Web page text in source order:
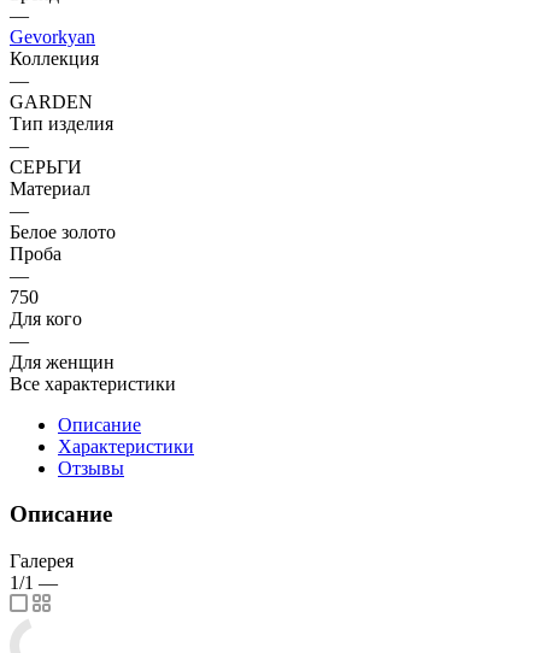
—
Gevorkyan
Коллекция
—
GARDEN
Тип изделия
—
СЕРЬГИ
Материал
—
Белое золото
Проба
—
750
Для кого
—
Для женщин
Все характеристики
Описание
Характеристики
Отзывы
Описание
Галерея
1/1 —